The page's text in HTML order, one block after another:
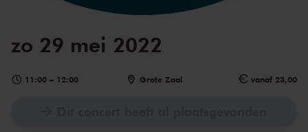
zo 29 mei 2022
11:00 – 12:00 Grote Zaal vanaf 23,00